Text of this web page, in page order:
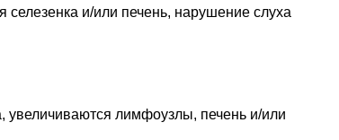
и/или печень, нарушение слуха
увеличиваются лимфоузлы, печень и/или